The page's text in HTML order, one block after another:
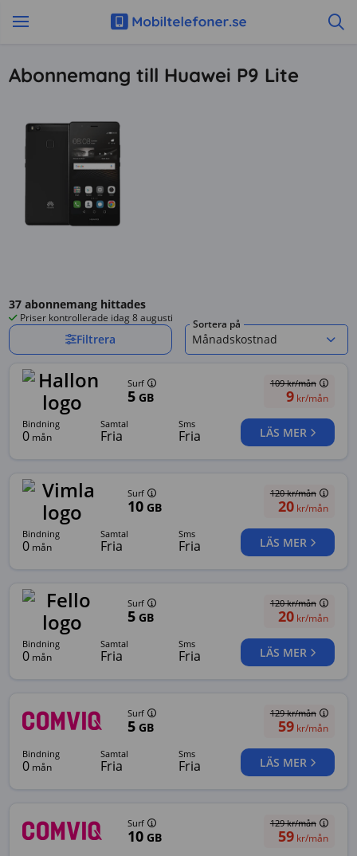
Abonnemang till Huawei P9 Lite
37 abonnemang hittades
Priser kontrollerade idag 8 augusti
Filtrera
Sortera på
Månadskostnad
Surf
5GB
bindning
0 mån
samtal
Fria
sms
Fria
109kr/mån
9kr/mån
LÄS MER
Surf
10GB
bindning
0 mån
samtal
Fria
sms
Fria
120kr/mån
20kr/mån
LÄS MER
Surf
5GB
bindning
0 mån
samtal
Fria
sms
Fria
120kr/mån
20kr/mån
LÄS MER
Surf
5GB
bindning
0 mån
samtal
Fria
sms
Fria
129kr/mån
59kr/mån
LÄS MER
Surf
10GB
129kr/mån
59kr/mån